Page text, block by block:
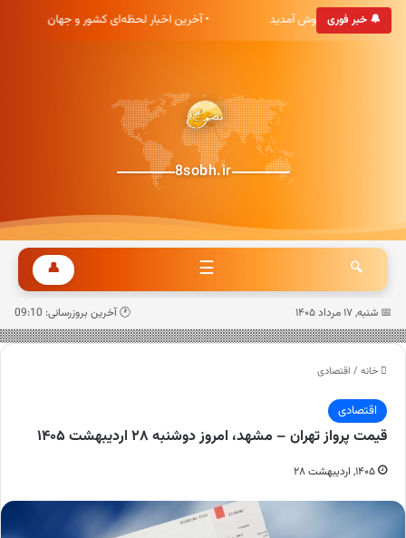
🔔 خبر فوری
خبری هشت صبح خوش آمدید • آخرین اخبار لحظه‌ای کشور و جهان
8sobh.ir
🔍
☰
👤
📅 شنبه, ۱۷ مرداد ۱۴۰۵ 🕐 آخرین بروزرسانی: 09:10
خانه / اقتصادی
اقتصادی
قیمت پرواز تهران – مشهد، امروز دوشنبه ۲۸ اردیبهشت ۱۴۰۵
۱۴۰۵, اردیبهشت ۲۸